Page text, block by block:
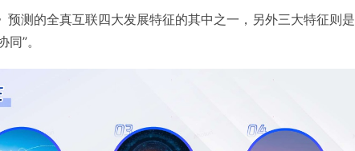
预测的全真互联四大发展特征的其中之一，另外三大特征则是
”。